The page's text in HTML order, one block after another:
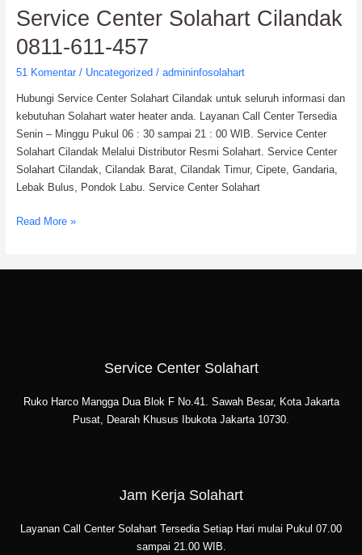
Service Center Solahart Cilandak
0811-611-457
51 Komentar / Uncategorized/ admininfosolahart
Hubungi Service Center Solahart Cilandak untuk seluruh informasi dan
kebutuhan Solahart water heater anda. Layanan Call Center Tersedia
Senin – Minggu Pukul 06 : 30 sampai 21 : 00 WIB. Service Center
Solahart Cilandak Melalui Distributor Resmi Solahart. Service Center
Solahart Cilandak, Cilandak Barat, Cilandak Timur, Cipete, Gandaria,
Lebak Bulus, Pondok Labu. Service Center Solahart
Service
Center
Solahart
Cilandak
611-
457
Read More »
Service Center Solahart
Ruko Harco Mangga Dua Blok F No.41. Sawah Besar, Kota Jakarta
Pusat, Dearah Khusus Ibukota Jakarta 10730.
Jam Kerja Solahart
Layanan Call Center Solahart Tersedia Setiap Hari mulai Pukul 07.00
sampai 21.00 WIB.